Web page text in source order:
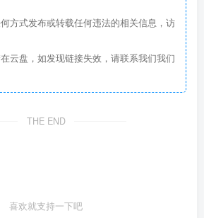
方式发布或转载任何违法的相关信息，访
云盘，如发现链接失效，请联系我们我们
THE END
喜欢就支持一下吧